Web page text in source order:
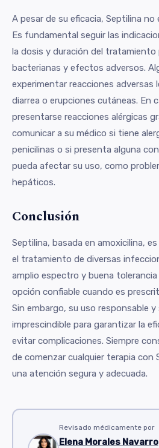
A pesar de su eficacia, Septilina
Es fundamental seguir las
la dosis y duración del tratamiento
bacterianas y efectos adversos.
experimentar reacciones adversas
diarrea o erupciones cutáneas. En
presentarse reacciones alérgicas
comunicar a su médico si tiene
penicilinas o si presenta alguna
pueda afectar su uso, como
hepáticos.
Conclusión
Septilina, basada en amoxicilina,
el tratamiento de diversas
amplio espectro y buena
opción confiable cuando es
Sin embargo, su uso responsable y
imprescindible para garantizar la
evitar complicaciones. Siempre
de comenzar cualquier terapia con
una atención segura y adecuada.
Revisado médicamente por
Elena Morales Navarro